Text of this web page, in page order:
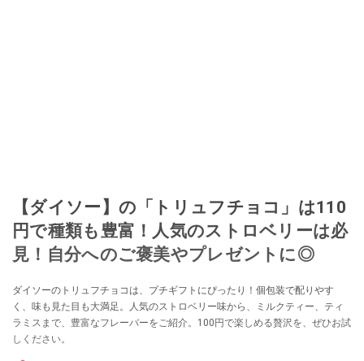
【ダイソー】の「トリュフチョコ」は110
円で種類も豊富！人気のストロベリーは必
見！自分へのご褒美やプレゼントに◎
ダイソーのトリュフチョコは、プチギフトにぴったり！個包装で配りやす
く、味も見た目も大満足。人気のストロベリー味から、ミルクティー、ティ
ラミスまで、豊富なフレーバーをご紹介。100円で楽しめる贅沢を、ぜひお試
しください。